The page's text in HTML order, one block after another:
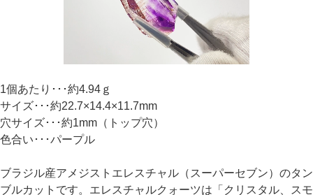
1個あたり･･･約4.94ｇ
サイズ･･･約22.7×14.4×11.7mm
穴サイズ･･･約1mm（トップ穴）
色合い･･･パープル
ブラジル産アメジストエレスチャル（スーパーセブン）のタン
ブルカットです。エレスチャルクォーツは「クリスタル、スモ